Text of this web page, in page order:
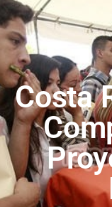
Costa